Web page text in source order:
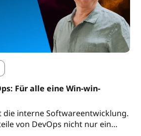
Für alle eine Win-win-
die interne Softwareentwicklung.
von DevOps nicht nur ein…